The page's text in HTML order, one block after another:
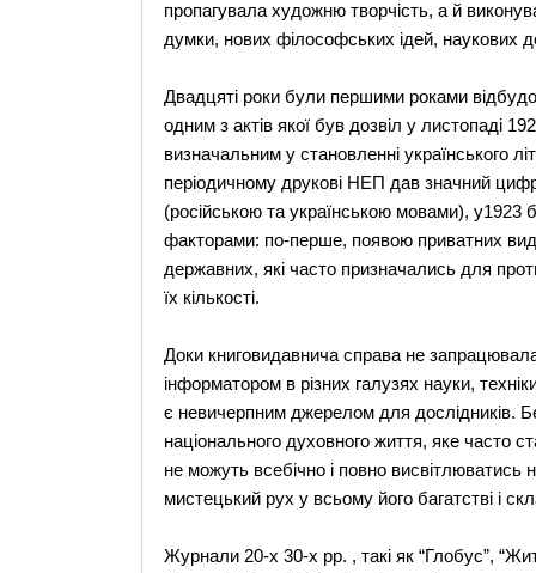
пропагувала художню творчість, а й
думки, нових філософських ідей, наукових
Двадцяті роки були першими роками
одним з актів якої був дозвіл у листопаді
визначальним у становленні українського
періодичному друкові НЕП дав значний
(російською та українською мовами),
факторами: по-перше, появою приватних
державних, які часто призначались для
їх кількості.
Доки книговидавнича справа не
інформатором в різних галузях науки,
є невичерпним джерелом для дослідників.
національного духовного життя, яке часто
не можуть всебічно і повно висвітлюватись
мистецький рух у всьому його багатстві і
Журнали 20-х 30-х рр. , такі як “Глобус”,